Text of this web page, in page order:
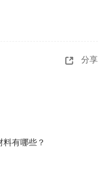
分享
料有哪些？